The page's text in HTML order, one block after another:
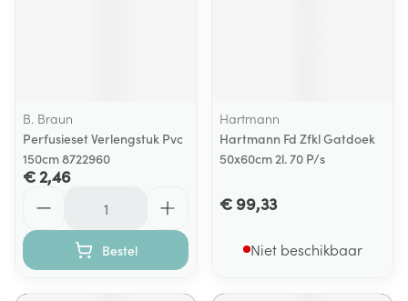
B. Braun
Perfusieset Verlengstuk Pvc
150cm 8722960
€ 2,46
Bestel
Hartmann
Hartmann Fd Zfkl Gatdoek
50x60cm 2l. 70 P/s
€ 99,33
Niet beschikbaar